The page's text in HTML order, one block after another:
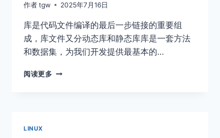
作者tgw 2025年7月16日
库是代码文件编译的最后一步链接的重要组
成，库文件又分动态库和静态库库是一套方法
和数据集，为我们开发提供最基本的…
阅读更多 LINUX
LINUX